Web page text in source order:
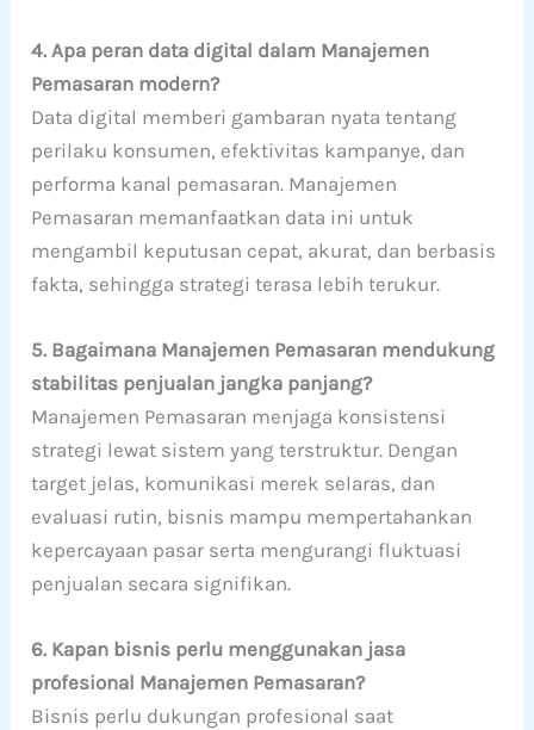
4. Apa peran data digital dalam Manajemen
Pemasaran modern?
Data digital memberi gambaran nyata tentang
perilaku konsumen, efektivitas kampanye, dan
performa kanal pemasaran. Manajemen
Pemasaran memanfaatkan data ini untuk
mengambil keputusan cepat, akurat, dan berbasis
fakta, sehingga strategi terasa lebih terukur.
5. Bagaimana Manajemen Pemasaran mendukung
stabilitas penjualan jangka panjang?
Manajemen Pemasaran menjaga konsistensi
strategi lewat sistem yang terstruktur. Dengan
target jelas, komunikasi merek selaras, dan
evaluasi rutin, bisnis mampu mempertahankan
kepercayaan pasar serta mengurangi fluktuasi
penjualan secara signifikan.
6. Kapan bisnis perlu menggunakan jasa
profesional Manajemen Pemasaran?
Bisnis perlu dukungan profesional saat